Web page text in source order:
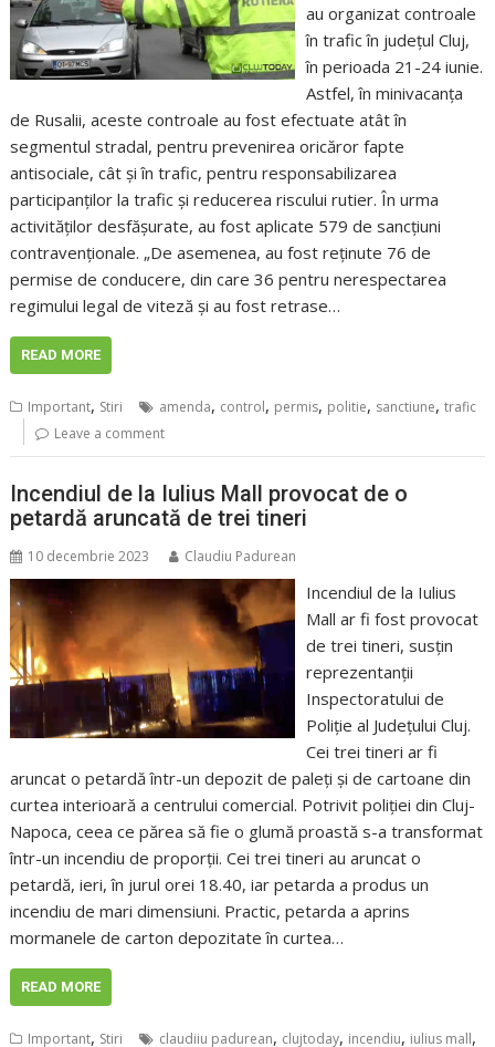
au organizat controale
în trafic în județul Cluj,
în perioada 21-24 iunie.
Astfel, în minivacanța
de Rusalii, aceste controale au fost efectuate atât în
segmentul stradal, pentru prevenirea oricăror fapte
antisociale, cât și în trafic, pentru responsabilizarea
participanților la trafic și reducerea riscului rutier. În urma
activităților desfășurate, au fost aplicate 579 de sancțiuni
contravenționale. „De asemenea, au fost reținute 76 de
permise de conducere, din care 36 pentru nerespectarea
regimului legal de viteză și au fost retrase…
READ MORE
Important, Stiri amenda, control, permis, politie, sanctiune,trafic
Leave a comment
Incendiul de la Iulius Mall provocat de o
petardă aruncată de trei tineri
10 decembrie 2023 Claudiu Padurean
Incendiul de la Iulius
Mall ar fi fost provocat
de trei tineri, susțin
reprezentanții
Inspectoratului de
Poliție al Județului Cluj.
Cei trei tineri ar fi
aruncat o petardă într-un depozit de paleți și de cartoane din
curtea interioară a centrului comercial. Potrivit poliției din Cluj-
Napoca, ceea ce părea să fie o glumă proastă s-a transformat
într-un incendiu de proporții. Cei trei tineri au aruncat o
petardă, ieri, în jurul orei 18.40, iar petarda a produs un
incendiu de mari dimensiuni. Practic, petarda a aprins
mormanele de carton depozitate în curtea…
READ MORE
Important, Stiri claudiiu padurean, clujtoday, incendiu, iulius mall,